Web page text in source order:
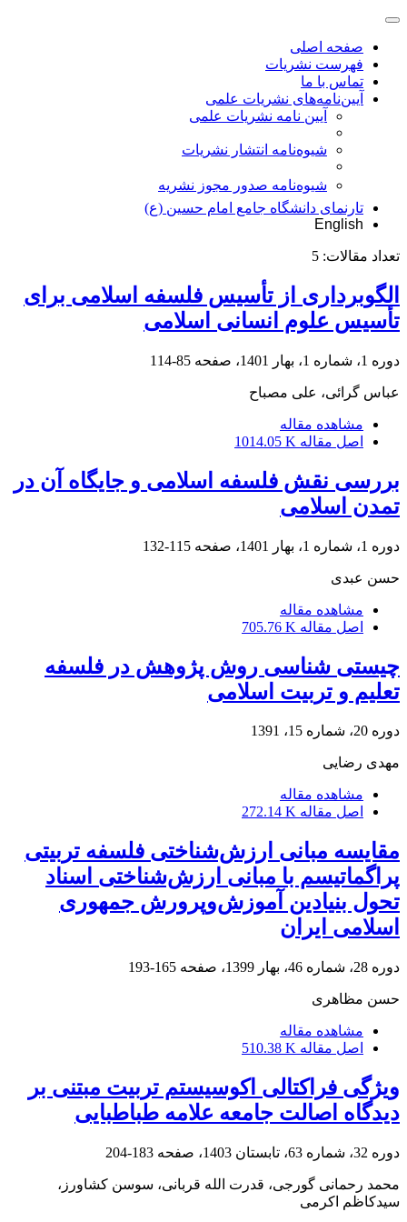
صفحه اصلی
فهرست نشریات
تماس با ما
آیین‌نامه‌های نشریات علمی
آیین نامه نشریات علمی
شیوه‌نامه انتشار نشریات
شیوهنامه صدور مجوز نشریه
تارنمای دانشگاه جامع امام حسین (ع)
English
تعداد مقالات: 5
الگوبرداری از تأسیس فلسفه اسلامی برای
تأسیس علوم انسانی اسلامی
دوره 1، شماره 1، بهار 1401، صفحه 85-114
عباس گرائی، علی مصباح
مشاهده مقاله
اصل مقاله 1014.05 K
بررسی نقش فلسفه اسلامی و جایگاه آن در
تمدن اسلامی
دوره 1، شماره 1، بهار 1401، صفحه 115-132
حسن عبدی
مشاهده مقاله
اصل مقاله 705.76 K
چیستی شناسی روش پژوهش در فلسفه
تعلیم و تربیت اسلامی
دوره 20، شماره 15، 1391
مهدی رضایی
مشاهده مقاله
اصل مقاله 272.14 K
مقایسه مبانی ارزش‌شناختی فلسفه تربیتی
پراگماتیسم با مبانی ارزش‌شناختی اسناد
تحول بنیادین آموزش‌وپرورش جمهوری
اسلامی ایران
دوره 28، شماره 46، بهار 1399، صفحه 165-193
حسن مظاهری
مشاهده مقاله
اصل مقاله 510.38 K
ویژگی فراکتالی اکوسیستم تربیت مبتنی بر
دیدگاه اصالت جامعه علامه طباطبایی
دوره 32، شماره 63، تابستان 1403، صفحه 183-204
محمد رحمانی گورجی، قدرت الله قربانی، سوسن کشاورز،
سیدکاظم اکرمی